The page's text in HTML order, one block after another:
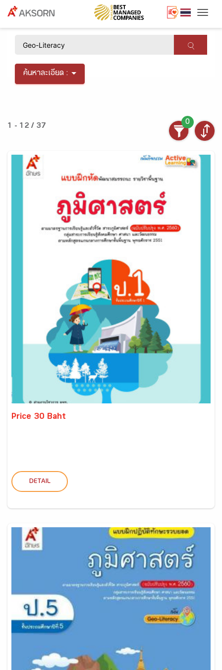
ค้นหาละเอียด :
1 - 12 / 37
0
Price 30 Baht
DETAIL